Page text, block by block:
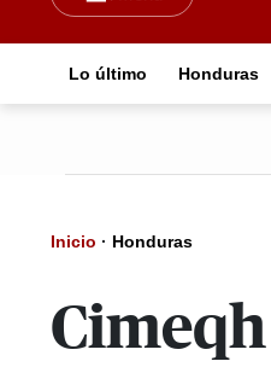
Lo último Honduras
Inicio · Honduras